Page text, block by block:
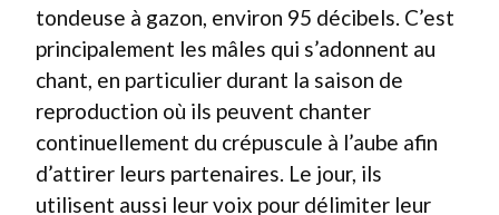
tondeuse à gazon, environ 95 décibels. C’est
principalement les mâles qui s’adonnent au
chant, en particulier durant la saison de
reproduction où ils peuvent chanter
continuellement du crépuscule à l’aube afin
d’attirer leurs partenaires. Le jour, ils
utilisent aussi leur voix pour délimiter leur